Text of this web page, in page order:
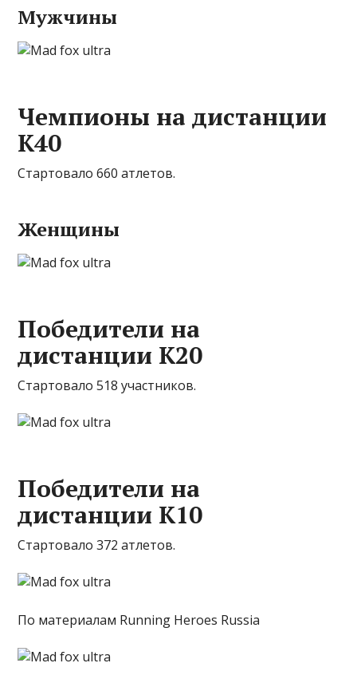
Мужчины
Чемпионы на дистанции
К40
Стартовало 660 атлетов.
Женщины
Победители на
дистанции К20
Стартовало 518 участников.
Победители на
дистанции К10
Стартовало 372 атлетов.
По материалам Running Heroes Russia